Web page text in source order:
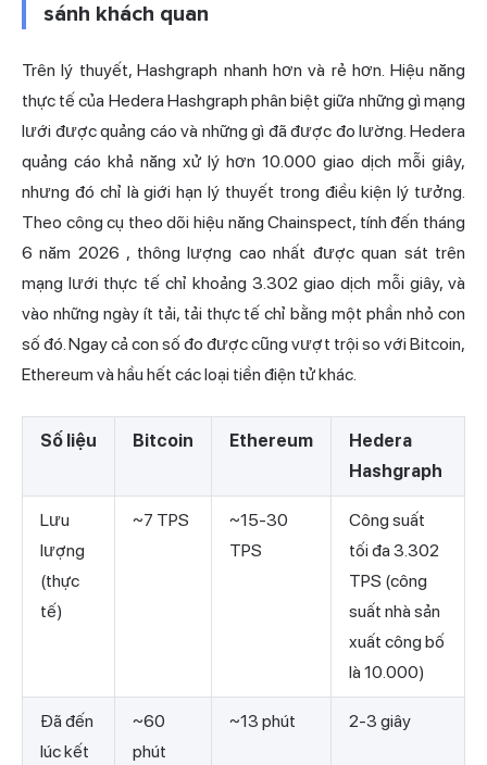
sánh khách quan
Trên lý thuyết, Hashgraph nhanh hơn và rẻ hơn. Hiệu năng
thực tế của Hedera Hashgraph phân biệt giữa những gì mạng
lưới được quảng cáo và những gì đã được đo lường. Hedera
quảng cáo khả năng xử lý hơn 10.000 giao dịch mỗi giây,
nhưng đó chỉ là giới hạn lý thuyết trong điều kiện lý tưởng.
Theo công cụ theo dõi hiệu năng Chainspect, tính đến tháng
6 năm 2026 , thông lượng cao nhất được quan sát trên
mạng lưới thực tế chỉ khoảng 3.302 giao dịch mỗi giây, và
vào những ngày ít tải, tải thực tế chỉ bằng một phần nhỏ con
số đó. Ngay cả con số đo được cũng vượt trộiso với Bitcoin,
Ethereum và hầu hết các loại tiền điện tử khác.
Số liệu Bitcoin Ethereum
Hedera
Hashgraph
Lưu
lượng
(thực
tế)
~7 TPS
~15-30
TPS
Công suất
tối đa 3.302
TPS (công
suất nhà sản
xuất công bố
là 10.000)
Đã đến
lúc kết
~60
phút
~13 phút 2-3 giây